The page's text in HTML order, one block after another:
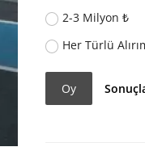
2-3 Milyon ₺
Her Türlü
Oy